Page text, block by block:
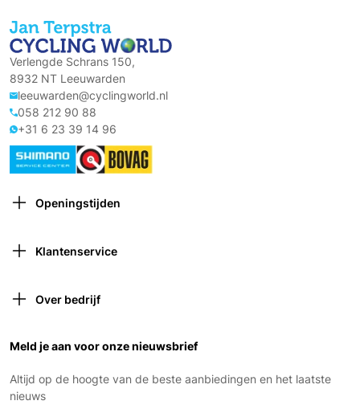
Verlengde Schrans 150,
8932 NT Leeuwarden
leeuwarden@cyclingworld.nl
058 212 90 88
+31 6 23 39 14 96
Openingstijden
Dinsdag: 9:00 – 18:00
gesloten om 18:00)
Zondag: Gesloten
Klantenservice
Verzekeringen
Over bedrijf
Ons Team
Nieuws en blogs
Fiets leasen
Meld je aan voor onze nieuwsbrief
Altijd op de hoogte van de beste aanbiedingen en het laatste
nieuws